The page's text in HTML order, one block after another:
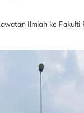
Ilmiah ke